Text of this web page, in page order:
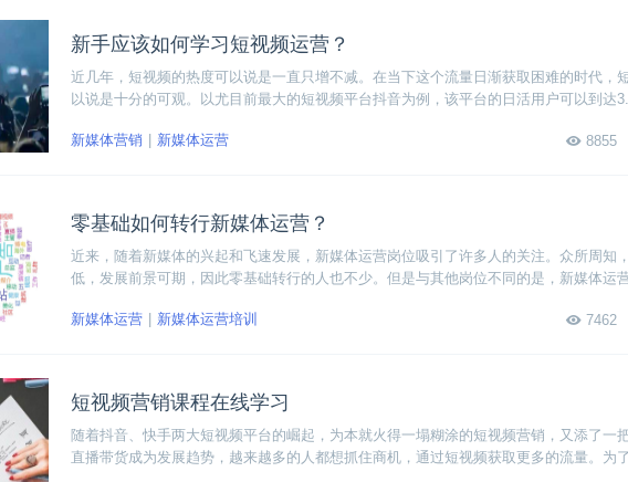
新手应该如何学习短视频运营？
近几年，短视频的热度可以说是一直只增不减。在当下这个流量日渐获取困难的时代，
以说是十分的可观。以尤目前最大的短视频平台抖音为例，该平台的日活用户可以到达
出优质的内容，再根据数据反馈不断调整路线，短视频运营也没有那么难！
8855
新媒体营销 新媒体运营
零基础如何转行新媒体运营？
近来，随着新媒体的兴起和飞速发展，新媒体运营岗位吸引了许多人的关注。众所周知
低，发展前景可期，因此零基础转行的人也不少。但是与其他岗位不同的是，新媒体运
向以及积极准备面试几方面，来手把手教大家如何学习运营并拿到高薪offer。
7462
新媒体运营 新媒体运营培训
短视频营销课程在线学习
随着抖音、快手两大短视频平台的崛起，为本就火得一塌糊涂的短视频营销，又添了一
直播带货成为发展趋势，越来越多的人都想抓住商机，通过短视频获取更多的流量。为